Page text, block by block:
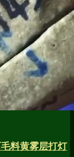
料黄雾层打灯